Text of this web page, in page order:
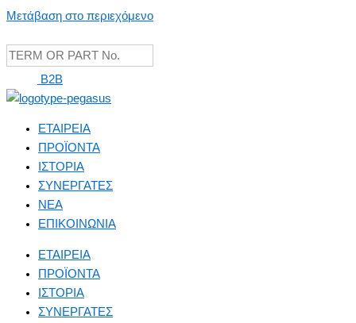
Μετάβαση στο περιεχόμενο
B2B
ΕΤΑΙΡΕΙΑ
ΠΡΟΪΟΝΤΑ
ΙΣΤΟΡΙΑ
ΣΥΝΕΡΓΑΤΕΣ
NEA
ΕΠΙΚΟΙΝΩΝΙΑ
ΕΤΑΙΡΕΙΑ
ΠΡΟΪΟΝΤΑ
ΙΣΤΟΡΙΑ
ΣΥΝΕΡΓΑΤΕΣ